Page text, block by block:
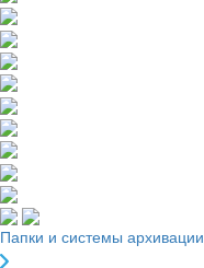
Папки и системы архивации